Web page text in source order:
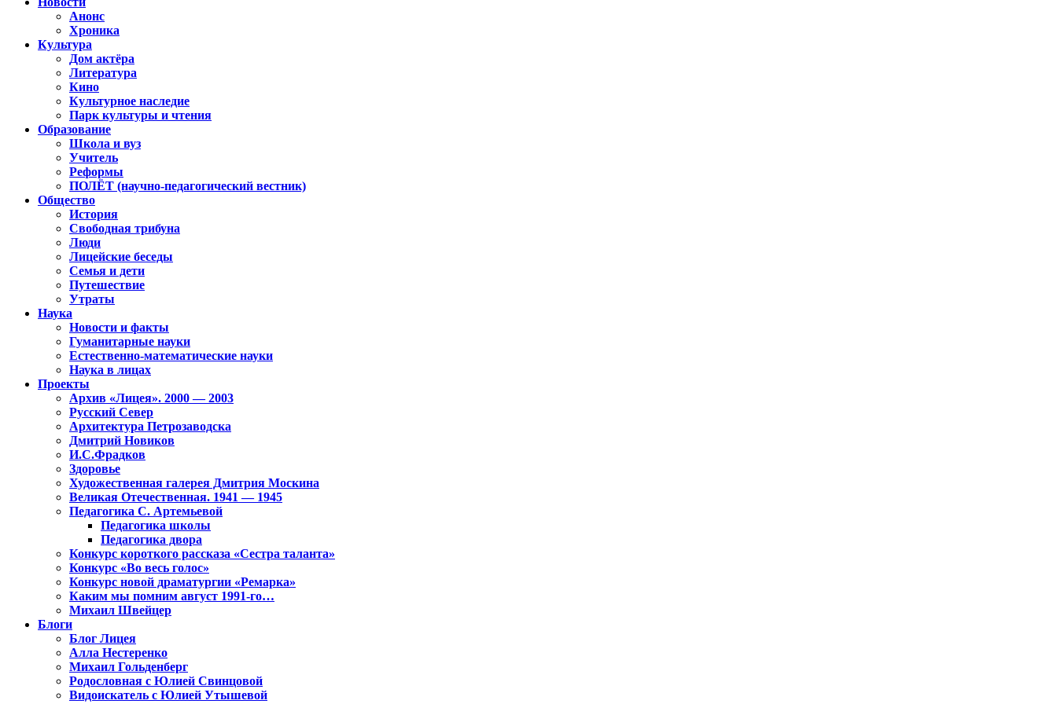
Анонс
Хроника
Культура
Дом актёра
Литература
Кино
Культурное наследие
Парк культуры и чтения
Образование
Школа и вуз
Учитель
Реформы
ПОЛЁТ (научно-педагогический вестник)
Общество
История
Свободная трибуна
Люди
Лицейские беседы
Семья и дети
Путешествие
Утраты
Наука
Новости и факты
Гуманитарные науки
Естественно-математические науки
Наука в лицах
Проекты
Архив «Лицея». 2000 — 2003
Русский Север
Архитектура Петрозаводска
Дмитрий Новиков
И.С.Фрадков
Здоровье
Художественная галерея Дмитрия Москина
Великая Отечественная. 1941 — 1945
Педагогика С. Артемьевой
Педагогика школы
Педагогика двора
Конкурс короткого рассказа «Сестра таланта»
Конкурс «Во весь голос»
Конкурс новой драматургии «Ремарка»
Каким мы помним август 1991-го…
Михаил Швейцер
Блоги
Блог Лицея
Алла Нестеренко
Михаил Гольденберг
Родословная с Юлией Свинцовой
Видоискатель с Юлией Утышевой